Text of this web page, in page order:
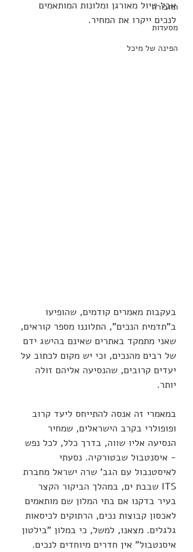
תחבורה
מסעדות
הפינה של מיכל
אבל טיול מאורגן ומלונות המותאמים
לנכים ייקרו את המחיר.
בעקבות מאמרים קודמים, שהופיעו
ב"תדמית הנכים", התלוננו מספר קוראים,
שאני מתמקד באתרים שאינם בהישג ידם
של רבים מהנכים, וכי יש מקום לכתוב על
יעדים קרובים, שהנסיעה אליהם זולה
יותר.
במאמרי זה אנסה להתייחס ליעד קרוב
ופופולרי בקרב הישראלים, שמחיר
הנסיעה אליו שווה, בדרך כלל, לכל נפש
- איסנטבול שבטורקיה. נסעתי
לאיסטנבול עם הגב' שרה ישראל מחברת
ITS שבבת ים, במהלך הביקור הקצר
בעיר בדקנו אם בתי המלון שם מותאמים
לאכסון קבוצות נכים, הרתוקים לכיסאות
גלגלים. מצאנו, למשל, כי במלון "בילטון
איסנטבול" אין חדרים מיוחדים לנכים.